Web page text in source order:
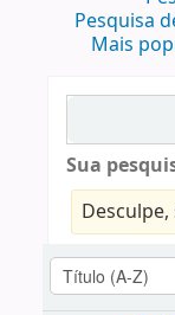
Pesquisa
Mais
Sua